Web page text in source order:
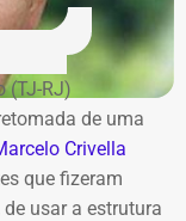
(TJ-RJ)
de uma
Crivella
que fizeram
usar a estrutura